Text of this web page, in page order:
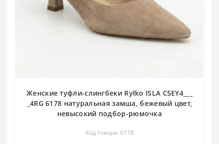
Женские туфли-слингбеки Ryłko ISLA C5EY4___
_4RG 6178 натуральная замша, бежевый цвет,
невысокий подбор-рюмочка
Код товара: 6178